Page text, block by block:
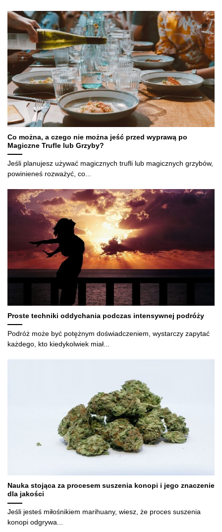
Co można, a czego nie można jeść przed wyprawą po
Magiczne Trufle lub Grzyby?
Jeśli planujesz używać magicznych trufli lub magicznych grzybów,
powinieneś rozważyć, co...
Proste techniki oddychania podczas intensywnej podróży
Podróż może być potężnym doświadczeniem, wystarczy zapytać
każdego, kto kiedykolwiek miał...
Nauka stojąca za procesem suszenia konopi i jego znaczenie
dla jakości
Jeśli jesteś miłośnikiem marihuany, wiesz, że proces suszenia
konopi odgrywa...